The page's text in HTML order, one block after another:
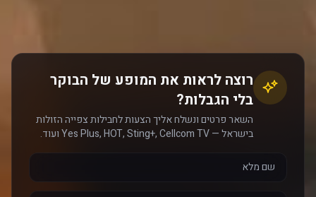
רוצה לראות את המופע של הבוקר
בלי הגבלות?
השאר פרטים ונשלח אליך הצעות לחבילות צפייה הזולות
בישראל — Yes Plus, HOT, Sting+, Cellcom TV ועוד.